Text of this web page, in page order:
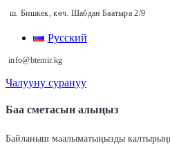
ш. Бишкек, көч. Шабдан Баатыра 2/9
Русский
info@btemir.kg
Чалууну сурануу
Баа сметасын алыңыз
Байланыш маалыматыңызды